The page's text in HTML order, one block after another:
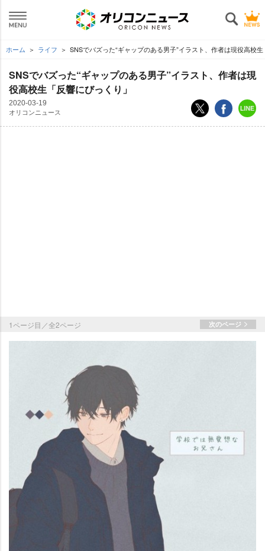
ホーム ライフ SNSでバズった“ギャップのある男子”イラスト、作者は現役高校
SNSでバズった“ギャップのある男子”イラスト、作者は現
役高校生「反響にびっくり」
2020-03-19
オリコンニュース
1ページ目／全2ページ 次のページ